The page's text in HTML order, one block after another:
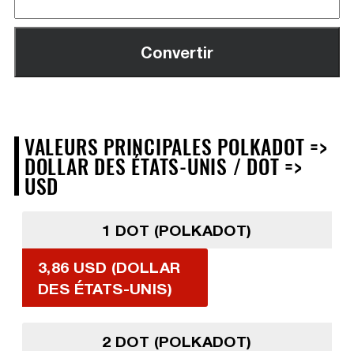
VALEURS PRINCIPALES POLKADOT =>
DOLLAR DES ÉTATS-UNIS / DOT =>
USD
1 DOT (POLKADOT)
3,86 USD (DOLLAR
DES ÉTATS-UNIS)
2 DOT (POLKADOT)